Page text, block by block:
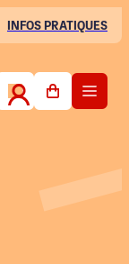
INFOS PRATIQUES